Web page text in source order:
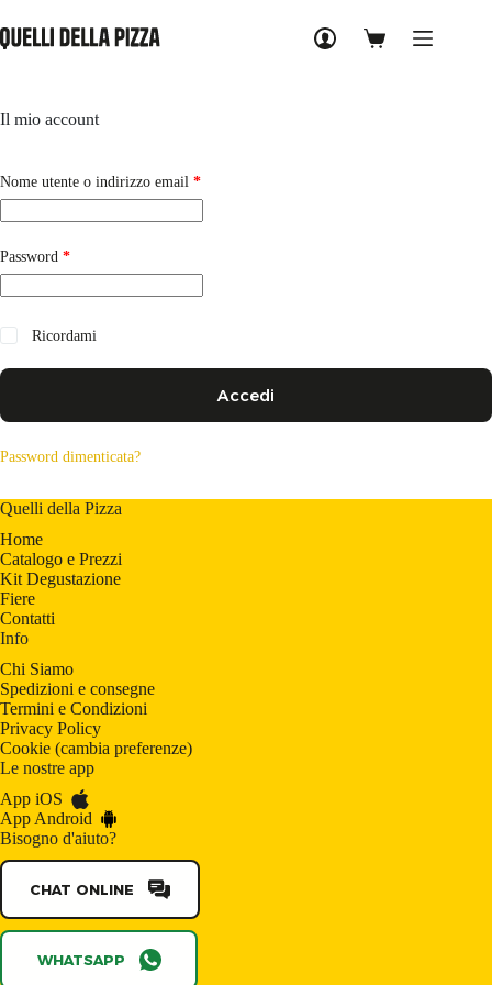
al
contenuto
Carrello
Il mio account
Nome utente o indirizzo email *Richiesto
Password *Richiesto
Ricordami
Accedi
Password dimenticata?
Quelli della Pizza
Home
Catalogo e Prezzi
Kit Degustazione
Fiere
Contatti
Info
Chi Siamo
Spedizioni e consegne
Termini e Condizioni
Privacy Policy
Cookie (cambia preferenze)
Le nostre app
App iOS
App Android
Bisogno d'aiuto?
CHAT ONLINE
WHATSAPP